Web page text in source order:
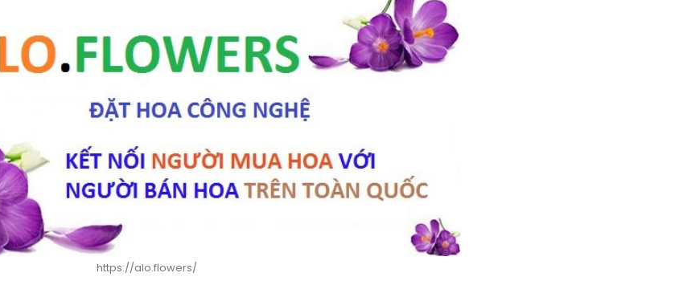
https://alo.flowers/